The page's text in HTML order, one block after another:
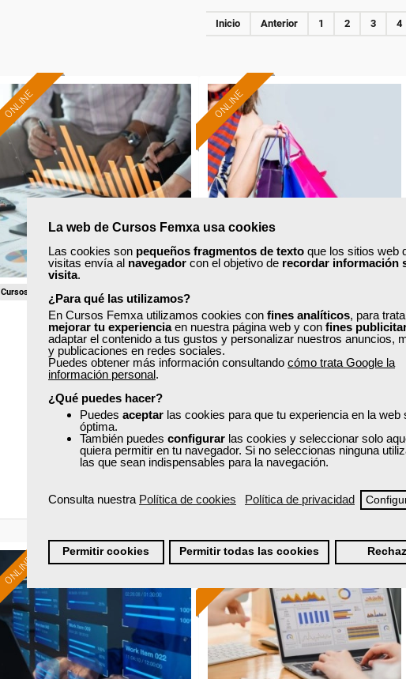
La web de Cursos Femxa usa cookies
Las cookies son pequeños fragmentos de texto que los sitios web
visitas envía al navegador con el objetivo de recordar información
visita.
¿Para qué las utilizamos?
En Cursos Femxa utilizamos cookies con fines analíticos, para
mejorar tu experienciaen nuestra página web y con fines
adaptar el contenido a tus gustos y personalizar nuestros anuncios,
y publicaciones en redes sociales.
Puedes obtener más información consultando cómo trata Google la
información personal.
¿Qué puedes hacer?
Puedes aceptar las cookies para que tu experiencia en la web
óptima.
También puedes configurar las cookies y seleccionar solo
quiera permitir en tu navegador. Si no seleccionas ninguna
las que sean indispensables para la navegación.
Consulta nuestra Política de cookies Política de privacidad
Permitir cookies Permitir todas las cookies
Inicio Anterior 1 2 3 4
ONLINE
Formación 100%
subvencionada.
Para desempleados,
trabajadores y autónomos.
Sector
-Finanzas y Seguros.
Cursos Femxa
Dirección financiera
100 horas
Online (toda España)
Ver curso
12 142
ONLINE
Formación 100%
subvencionada.
Para desempleados,
trabajadores y autónomos.
-Grandes Almacenes.
Asesoramiento en moda e
imagen personal
Online (toda España)
Ver curso
0 40
ONLINE
Formación 100%
subvencionada.
Para desempleados,
trabajadores y autónomos.
ONLINE
Formación 100%
subvencionada.
Para desempleados,
trabajadores y autónomos.